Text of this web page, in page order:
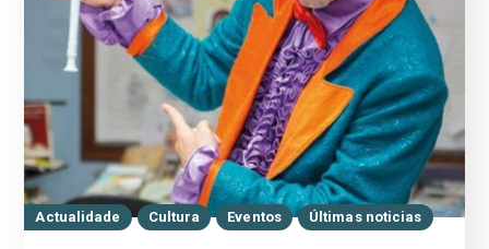
Actualidade Cultura Eventos Últimas noticias